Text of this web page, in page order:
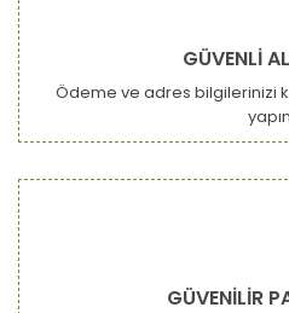
GÜVENLİ
Ödeme ve adres bilgilerinizi
GÜVENİLİR